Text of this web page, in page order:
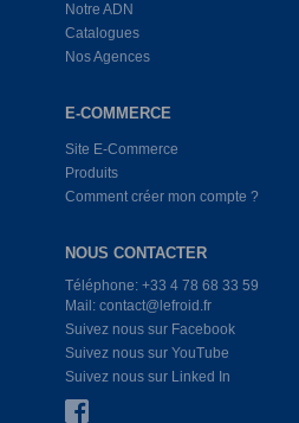
Notre ADN
Catalogues
Nos Agences
E-COMMERCE
Site E-Commerce
Produits
Comment créer mon compte ?
NOUS CONTACTER
Téléphone: +33 4 78 68 33 59
Mail: contact@lefroid.fr
Suivez nous sur Facebook
Suivez nous sur YouTube
Suivez nous sur Linked In